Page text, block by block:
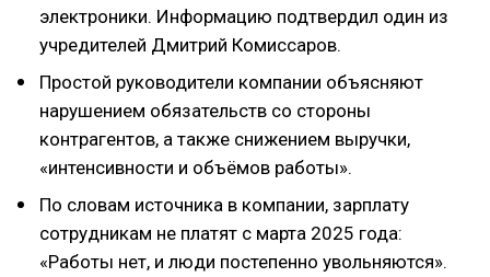
электроники. Информацию подтвердил один из
учредителей Дмитрий Комиссаров.
Простой руководители компании объясняют
нарушением обязательств со стороны
контрагентов, а также снижением выручки,
«интенсивности и объёмов работы».
По словам источника в компании, зарплату
сотрудникам не платят с марта 2025 года:
«Работы нет, и люди постепенно увольняются».